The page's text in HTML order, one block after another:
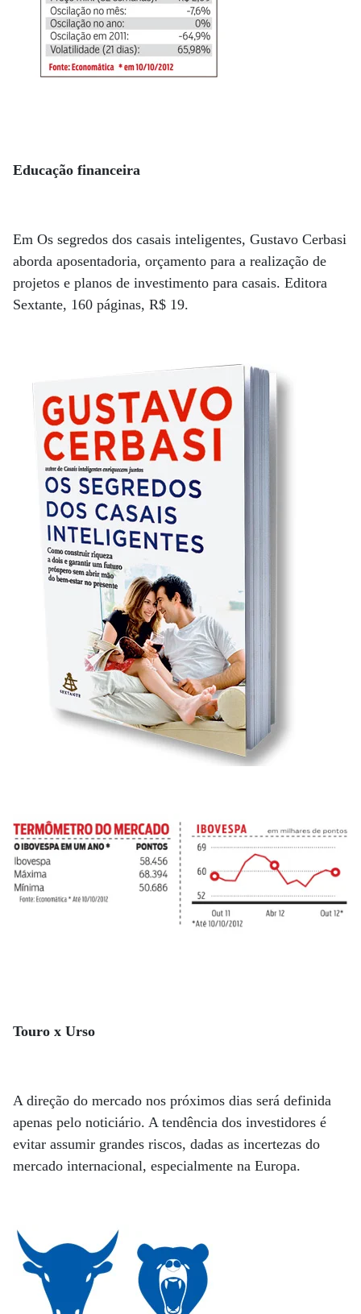
Educação financeira
Em Os segredos dos casais inteligentes, Gustavo Cerbasi
aborda aposentadoria, orçamento para a realização de
projetos e planos de investimento para casais. Editora
Sextante, 160 páginas, R$ 19.
Touro x Urso
A direção do mercado nos próximos dias será definida
apenas pelo noticiário. A tendência dos investidores é
evitar assumir grandes riscos, dadas as incertezas do
mercado internacional, especialmente na Europa.